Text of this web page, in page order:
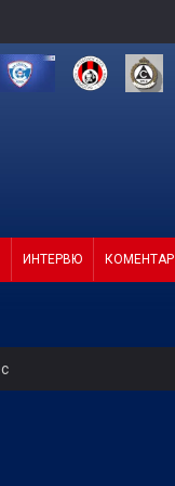
ИНТЕРВЮ КОМЕНТАР
мач